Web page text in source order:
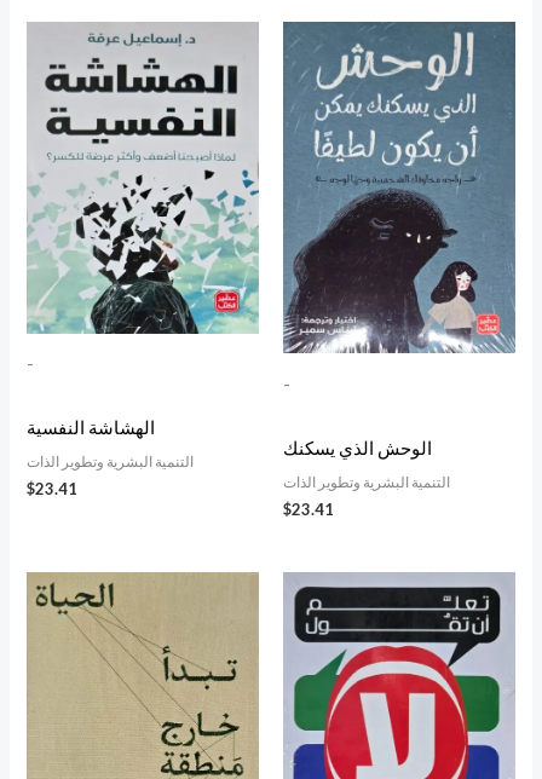
-
الهشاشة النفسية
التنمية البشرية وتطوير الذات
$23.41
-
الوحش الذي يسكنك
التنمية البشرية وتطوير الذات
$23.41